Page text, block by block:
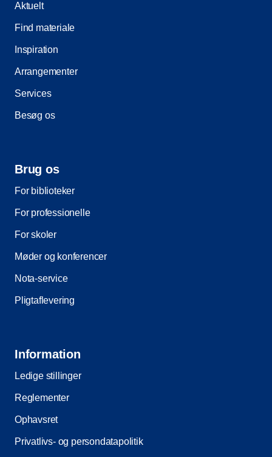
Aktuelt
Find materiale
Inspiration
Arrangementer
Services
Besøg os
Brug os
For biblioteker
For professionelle
For skoler
Møder og konferencer
Nota-service
Pligtaflevering
Information
Ledige stillinger
Reglementer
Ophavsret
Privatlivs- og persondatapolitik